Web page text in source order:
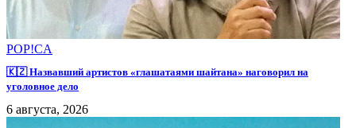
POP!CA
🇰🇿 Назвавший артистов «глашатаями шайтана» наговорил на
уголовное дело
6 августа, 2026